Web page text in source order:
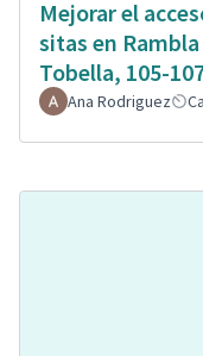
Mejorar el
sitas en
Tobella, 105-
Ana Rodriguez